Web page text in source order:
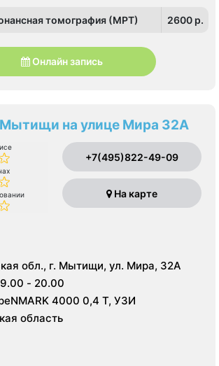
томография (МРТ) 2600 p.
Онлайн запись
на улице Мира 32А
+7(495)822-49-09
На карте
обл., г. Мытищи, ул. Мира, 32А
9.00 - 20.00
4000 0,4 Т, УЗИ
область